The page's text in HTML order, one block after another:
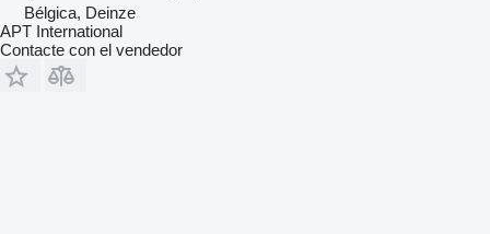
Bélgica, Deinze
APT International
Contacte con el vendedor